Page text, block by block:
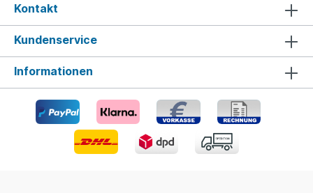
Kontakt
Kundenservice
Informationen